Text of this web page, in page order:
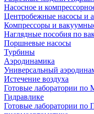
Насосное и
Центробежные насосы и
Компрессоры и
Наглядные пособия по
Поршневые насосы
Турбины
Аэродинамика
Универсальный
Истечение воздуха
Готовые лаборатории по
Гидравлике
Готовые лаборатории по